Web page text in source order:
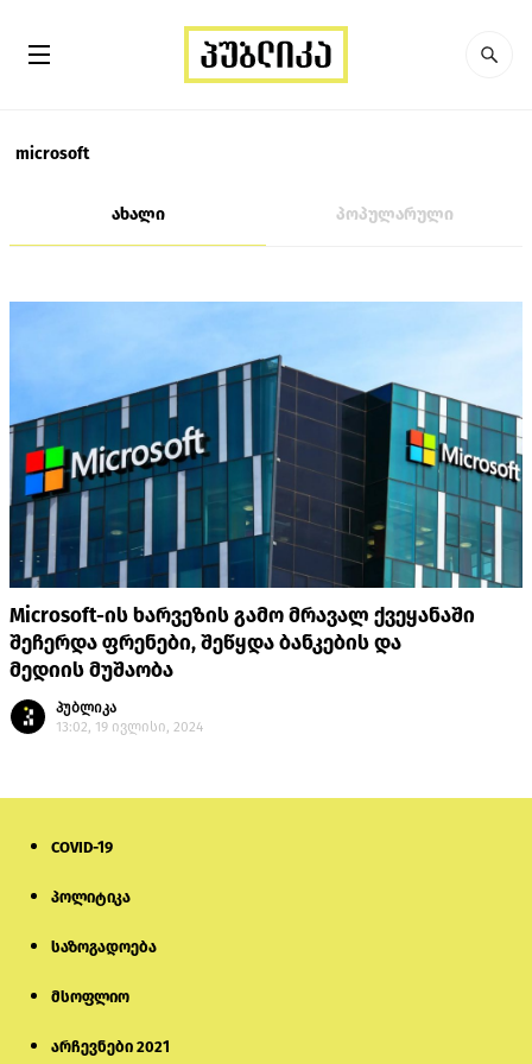
microsoft
ახალი პოპულარული
Microsoft-ის ხარვეზის გამო მრავალ ქვეყანაში
შეჩერდა ფრენები, შეწყდა ბანკების და
მედიის მუშაობა
პუბლიკა
13:02, 19 ივლისი, 2024
COVID-19
პოლიტიკა
საზოგადოება
მსოფლიო
არჩევნები 2021